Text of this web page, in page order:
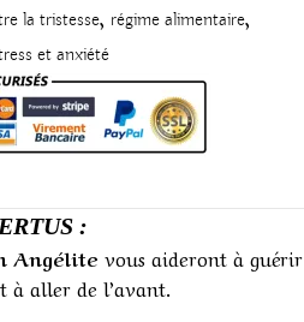
la tristesse, régime alimentaire,
et anxiété
:
Angélite vous aideront à guérir
à aller de l’avant.